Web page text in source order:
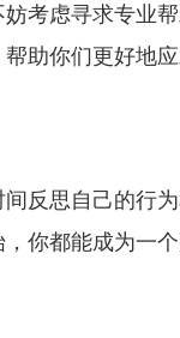
考虑寻求专业
助你们更好地应
反思自己的行
你都能成为一个